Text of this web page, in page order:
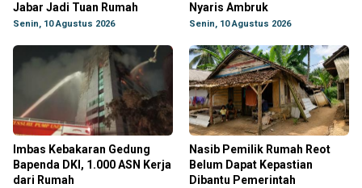
Jabar Jadi Tuan Rumah
Senin, 10 Agustus 2026
Nyaris Ambruk
Senin, 10 Agustus 2026
Imbas Kebakaran Gedung
Bapenda DKI, 1.000 ASN Kerja
dari Rumah
Nasib Pemilik Rumah Reot
Belum Dapat Kepastian
Dibantu Pemerintah